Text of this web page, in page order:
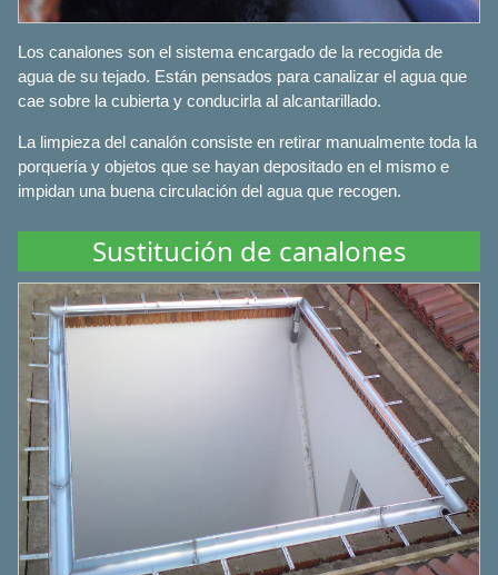
Los canalones son el sistema encargado de la recogida de
agua de su tejado. Están pensados para canalizar el agua que
cae sobre la cubierta y conducirla al alcantarillado.
La limpieza del canalón consiste en retirar manualmente toda la
porquería y objetos que se hayan depositado en el mismo e
impidan una buena circulación del agua que recogen.
Sustitución de canalones